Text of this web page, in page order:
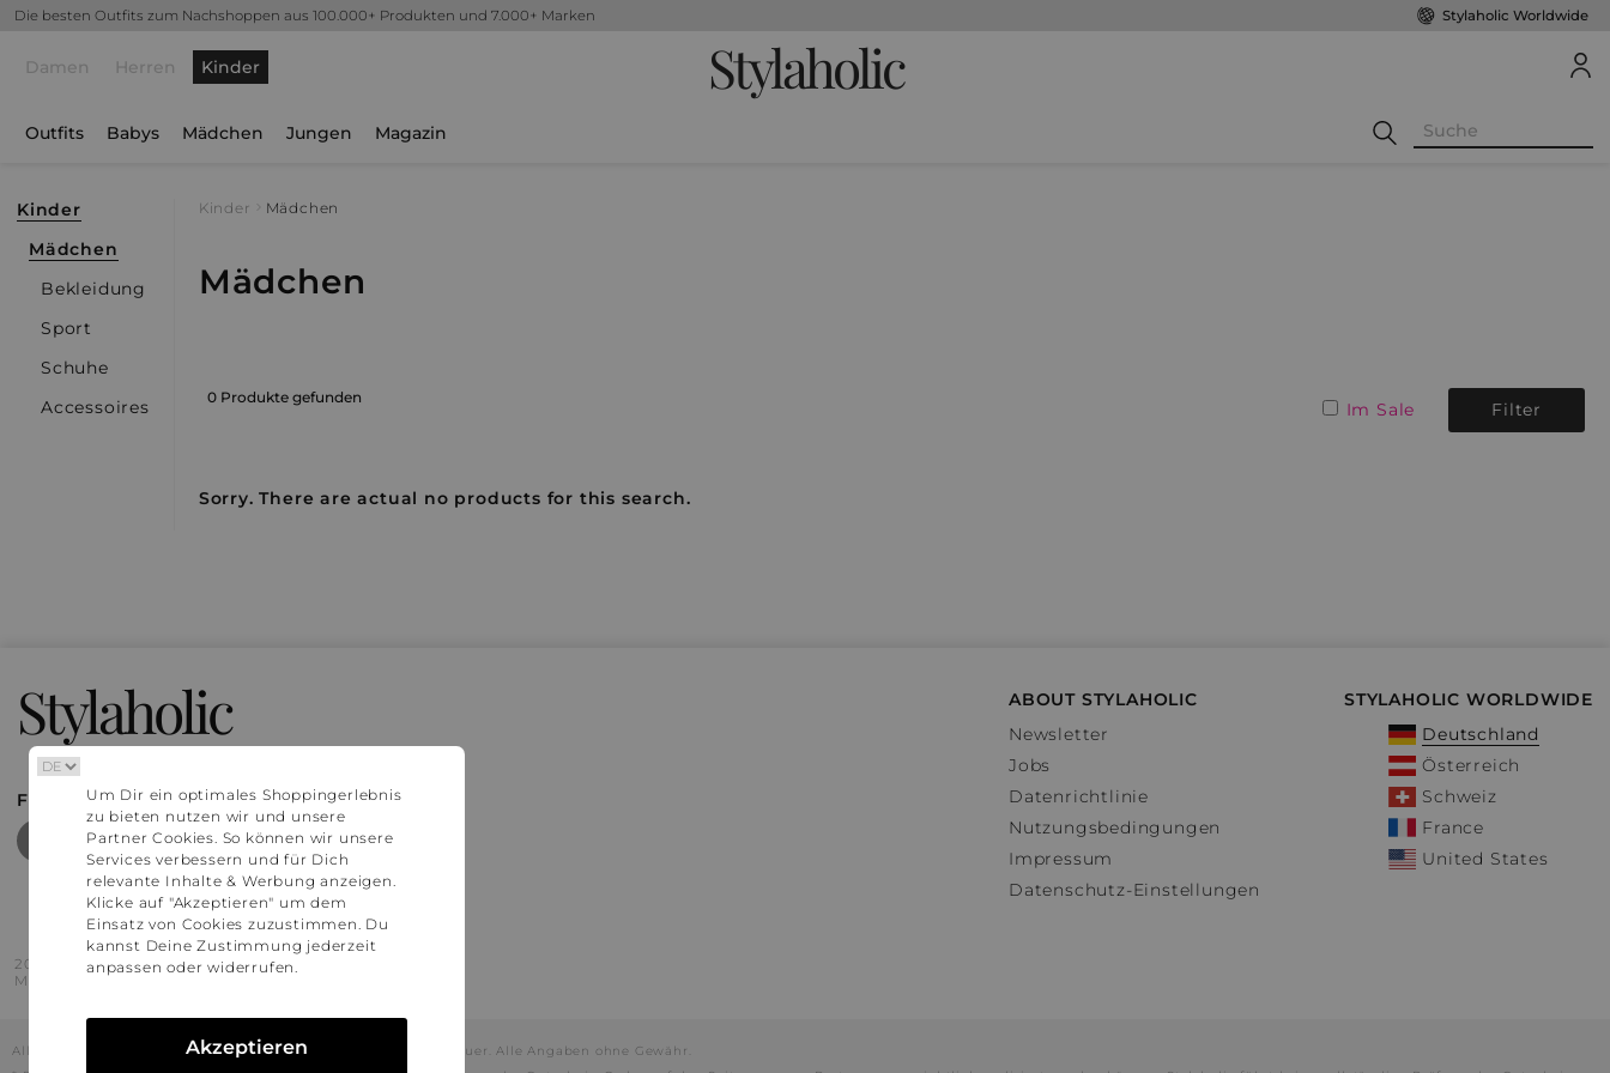
Die besten Outfits zum Nachshoppen aus 100.000+ Produkten und 7.000+ Marken Stylaholic Worldwide
Damen Herren Kinder Stylaholic
Outfits Babys Mädchen Jungen Magazin
Kinder
Mädchen
Bekleidung
Sport
Schuhe
Accessoires
Kinder Mädchen
Mädchen
0 Produkte gefunden
Im Sale Filter
Sorry. There are actual no products for this search.
Stylaholic
FIND MORE INSPIRATION
ABOUT STYLAHOLIC
Newsletter
Jobs
Datenrichtlinie
Nutzungsbedingungen
Impressum
Datenschutz-Einstellungen
STYLAHOLIC WORLDWIDE
Deutschland
Österreich
Schweiz
France
United States
2016 - 2026 © Stylaholic.
Made for you with love in munich.
Alle Preise inkl. der jeweils geltenden gesetzlichen Mehrwertsteuer. Alle Angaben ohne Gewähr.
Um Dir ein optimales Shoppingerlebnis
zu bieten nutzen wir und unsere
Partner Cookies. So können wir unsere
Services verbessern und für Dich
relevante Inhalte & Werbung anzeigen.
Klicke auf "Akzeptieren" um dem
Einsatz von Cookies zuzustimmen. Du
kannst Deine Zustimmung jederzeit
anpassen oder widerrufen.
Akzeptieren